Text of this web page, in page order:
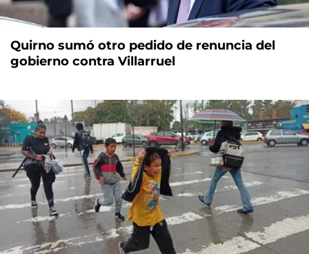
Quirno sumó otro pedido de renuncia del
gobierno contra Villarruel